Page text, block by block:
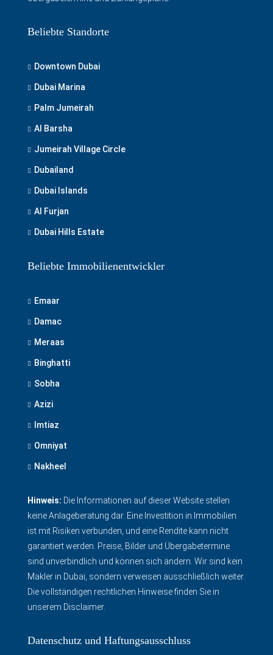
Beliebte Standorte
Downtown Dubai
Dubai Marina
Palm Jumeirah
Al Barsha
Jumeirah Village Circle
Dubailand
Dubai Islands
Al Furjan
Dubai Hills Estate
Beliebte Immobilienentwickler
Emaar
Damac
Meraas
Binghatti
Sobha
Azizi
Imtiaz
Omniyat
Nakheel
Hinweis: Die Informationen auf dieser Website stellen
keine Anlageberatung dar. Eine Investition in Immobilien
ist mit Risiken verbunden, und eine Rendite kann nicht
garantiert werden. Preise, Bilder und Übergabetermine
sind unverbindlich und können sich ändern. Wir sind kein
Makler in Dubai, sondern verweisen ausschließlich weiter.
Die vollständigen rechtlichen Hinweise finden Sie in
unserem Disclaimer.
Datenschutz und Haftungsausschluss